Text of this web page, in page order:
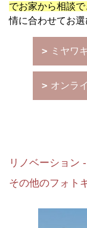
でお家から相談
情に合わせてお選
ミヤワ
オンラ
リノベーション
その他のフォト